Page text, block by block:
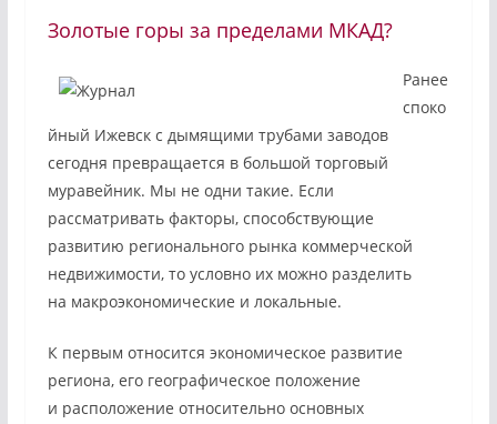
Золотые горы за пределами МКАД?
Ранее
споко
йный Ижевск с дымящими трубами заводов
сегодня превращается в большой торговый
муравейник. Мы не одни такие. Если
рассматривать факторы, способствующие
развитию регионального рынка коммерческой
недвижимости, то условно их можно разделить
на макроэкономические и локальные.
К первым относится экономическое развитие
региона, его географическое положение
и расположение относительно основных